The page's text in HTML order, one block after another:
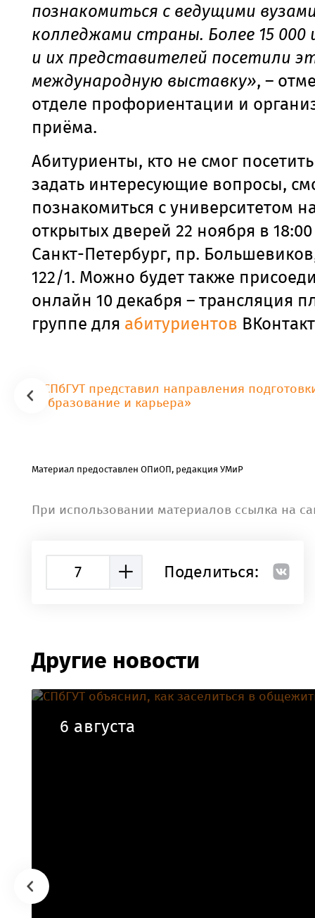
познакомиться с ведущими
колледжами страны. Более 15 000
и их представителей посетили
международную выставку», –
отделе профориентации и
приёма.
Абитуриенты, кто не смог
задать интересующие вопросы,
познакомиться с университетом
открытых дверей 22 ноября в 18:00
Санкт-Петербург, пр.
122/1. Можно будет также
онлайн 10 декабря – трансляция
группе для абитуриентов
Материал предоставлен ОПиОП, редакция УМиР
При использовании материалов ссылка на
7 Поделиться:
Другие новости
6 августа